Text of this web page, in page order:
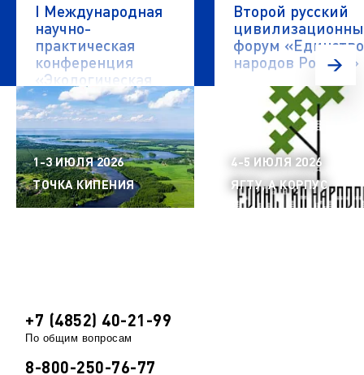
I Международная
научно-
практическая
конференция
«Экологическая
безопасность
водных объектов»
1-3 ИЮЛЯ 2026
ТОЧКА КИПЕНИЯ
Второй русский
форум «Единство
народов России»
4-5 ИЮЛЯ 2026
ЯГТУ, А КОРПУС
+7 (4852) 40-21-99
По общим вопросам
8-800-250-76-77